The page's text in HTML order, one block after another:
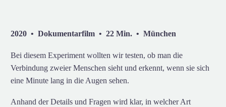
2020 • Dokumentarfilm • 22 Min. • München
Bei diesem Experiment wollten wir testen, ob man die
Verbindung zweier Menschen sieht und erkennt, wenn sie sich
eine Minute lang in die Augen sehen.
Anhand der Details und Fragen wird klar, in welcher Art